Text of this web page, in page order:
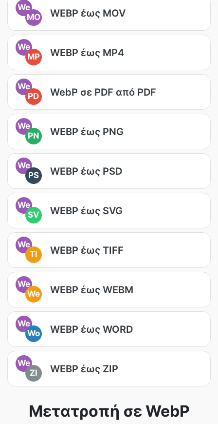
We
MO
WEBP έως MOV
We
MP
WEBP έως MP4
We
PD
WebP σε PDF από PDF
We
PN
WEBP έως PNG
We
PS
WEBP έως PSD
We
SV
WEBP έως SVG
We
TI
WEBP έως TIFF
We
We
WEBP έως WEBM
We
Wo
WEBP έως WORD
We
ZI
WEBP έως ZIP
Μετατροπή σε WebP